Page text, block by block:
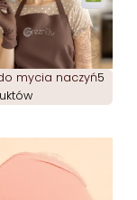
do mycia naczyń5